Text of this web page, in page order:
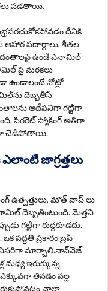
పడతాయి.
దీనికి
ఆహార పదార్థాలు, శీతల
దంతాలపై ఉండే ఎనామిల్‌
పై మరకలు
ఉండాలంటే నోట్లో
దెబ్బతీసే
అదేప‌నిగా గ‌ట్టిగా
సిగ‌రెట్ స్మోకింగ్ అతిగా
చెడిపోతాయి.
జాగ్రత్తలు
ఉత్పత్తులు, మౌత్ వాష్ లు
దెబ్బతింటుంది. మెత్తని
గట్టిగా రుద్దకూడదు.
పద్ధతి ప్రకారం బ్రష్‌
మార్చాలి.నాన్‌వెజ్‌
మధ్య ఇరుక్కున్న
తినడం వల్ల
చాలా